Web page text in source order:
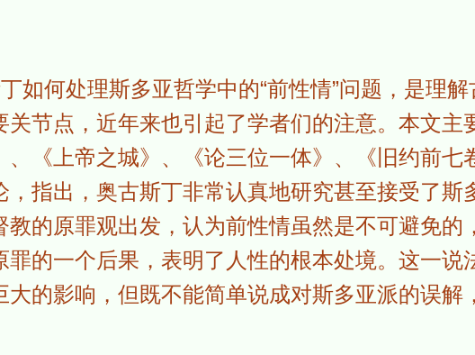
如何处理斯多亚哲学中的“前性情”问题，是理
关节点，近年来也引起了学者们的注意。本文主
、《上帝之城》、《论三位一体》、《旧约前七
指出，奥古斯丁非常认真地研究甚至接受了斯
教的原罪观出发，认为前性情虽然是不可避免的
罪的一个后果，表明了人性的根本处境。这一说
大的影响，但既不能简单说成对斯多亚派的误解